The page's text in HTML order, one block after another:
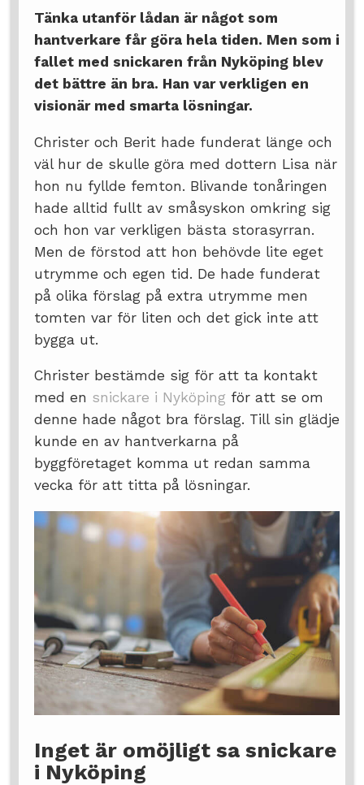
Tänka utanför lådan är något som
hantverkare får göra hela tiden. Men som i
fallet med snickaren från Nyköping blev
det bättre än bra. Han var verkligen en
visionär med smarta lösningar.
Christer och Berit hade funderat länge och
väl hur de skulle göra med dottern Lisa när
hon nu fyllde femton. Blivande tonåringen
hade alltid fullt av småsyskon omkring sig
och hon var verkligen bästa storasyrran.
Men de förstod att hon behövde lite eget
utrymme och egen tid. De hade funderat
på olika förslag på extra utrymme men
tomten var för liten och det gick inte att
bygga ut.
Christer bestämde sig för att ta kontakt
med en snickare i Nyköping för att se om
denne hade något bra förslag. Till sin glädje
kunde en av hantverkarna på
byggföretaget komma ut redan samma
vecka för att titta på lösningar.
Inget är omöjligt sa snickare
i Nyköping